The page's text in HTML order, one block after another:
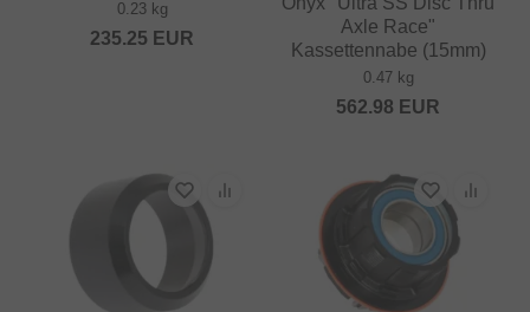
0.23 kg
235.25 EUR
Axle Race"
Kassettennabe (15mm)
0.47 kg
562.98 EUR